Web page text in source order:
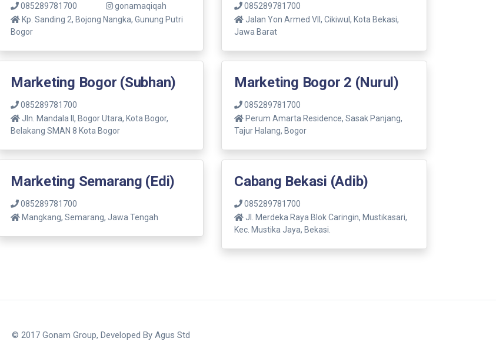
085289781700
gonamaqiqah
Kp. Sanding 2, Bojong Nangka, Gunung Putri
Bogor
085289781700
Jalan Yon Armed VII, Cikiwul, Kota Bekasi,
Jawa Barat
Marketing Bogor (Subhan)
085289781700
Jln. Mandala ll, Bogor Utara, Kota Bogor,
Belakang SMAN 8 Kota Bogor
Marketing Bogor 2 (Nurul)
085289781700
Perum Amarta Residence, Sasak Panjang,
Tajur Halang, Bogor
Marketing Semarang (Edi)
085289781700
Mangkang, Semarang, Jawa Tengah
Cabang Bekasi (Adib)
085289781700
Jl. Merdeka Raya Blok Caringin, Mustikasari,
Kec. Mustika Jaya, Bekasi.
© 2017 Gonam Group, Developed By Agus Std